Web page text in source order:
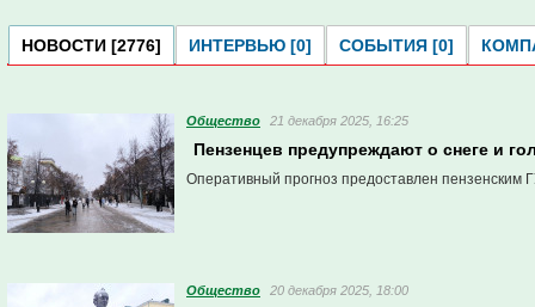
НОВОСТИ [2776] ИНТЕРВЬЮ [0] СОБЫТИЯ [0]
Общество 21 декабря 2025, 16:25
Пензенцев предупреждают о снеге и
Оперативный прогноз предоставлен пензенским
Общество 20 декабря 2025, 18:00